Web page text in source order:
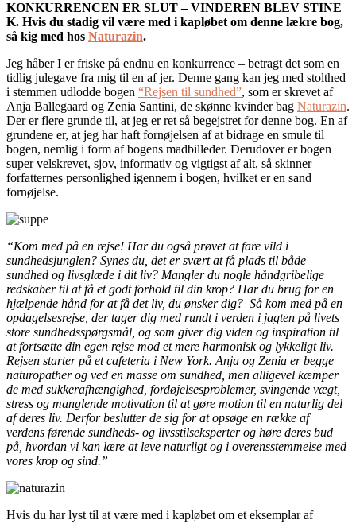
KONKURRENCEN ER SLUT – VINDEREN BLEV STINE
K. Hvis du stadig vil være med i kapløbet om denne lækre bog,
så kig med hos Naturazin.
Jeg håber I er friske på endnu en konkurrence – betragt det som en
tidlig julegave fra mig til en af jer. Denne gang kan jeg med stolthed
i stemmen udlodde bogen “Rejsen til sundhed”, som er skrevet af
Anja Ballegaard og Zenia Santini, de skønne kvinder bag Naturazin.
Der er flere grunde til, at jeg er ret så begejstret for denne bog. En af
grundene er, at jeg har haft fornøjelsen af at bidrage en smule til
bogen, nemlig i form af bogens madbilleder. Derudover er bogen
super velskrevet, sjov, informativ og vigtigst af alt, så skinner
forfatternes personlighed igennem i bogen, hvilket er en sand
fornøjelse.
“Kom med på en rejse! Har du også prøvet at fare vild i
sundhedsjunglen? Synes du, det er svært at få plads til både
sundhed og livsglæde i dit liv? Mangler du nogle håndgribelige
redskaber til at få et godt forhold til din krop? Har du brug for en
hjælpende hånd for at få det liv, du ønsker dig? Så kom med på en
opdagelsesrejse, der tager dig med rundt i verden i jagten på livets
store sundhedsspørgsmål, og som giver dig viden og inspiration til
at fortsætte din egen rejse mod et mere harmonisk og lykkeligt liv.
Rejsen starter på et cafeteria i New York. Anja og Zenia er begge
naturopather og ved en masse om sundhed, men alligevel kæmper
de med sukkerafhængighed, fordøjelsesproblemer, svingende vægt,
stress og manglende motivation til at gøre motion til en naturlig del
af deres liv. Derfor beslutter de sig for at opsøge en række af
verdens førende sundheds- og livsstilseksperter og høre deres bud
på, hvordan vi kan lære at leve naturligt og i overensstemmelse med
vores krop og sind.”
Hvis du har lyst til at være med i kapløbet om et eksemplar af